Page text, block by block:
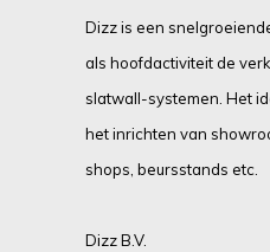
Dizz is een
als hoofdactiviteit de
slatwall-systemen. Het
het inrichten van
shops, beursstands etc.
Dizz B.V.